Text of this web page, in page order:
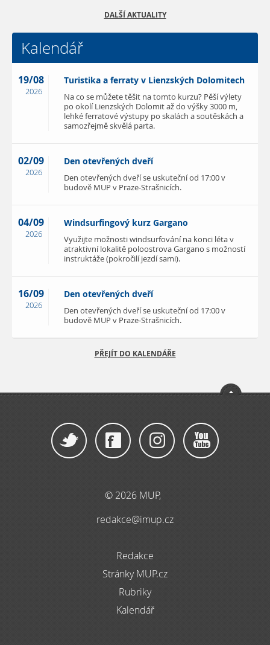
DALŠÍ AKTUALITY
Kalendář
19/08
2026
Turistika a ferraty v Lienzských Dolomitech
Na co se můžete těšit na tomto kurzu? Pěší výlety
po okolí Lienzských Dolomit až do výšky 3000 m,
lehké ferratové výstupy po skalách a soutěskách a
samozřejmě skvělá parta.
02/09
2026
Den otevřených dveří
Den otevřených dveří se uskuteční od 17:00 v
budově MUP v Praze-Strašnicích.
04/09
2026
Windsurfingový kurz Gargano
Využijte možnosti windsurfování na konci léta v
atraktivní lokalitě poloostrova Gargano s možností
instruktáže (pokročilí jezdí sami).
16/09
2026
Den otevřených dveří
Den otevřených dveří se uskuteční od 17:00 v
budově MUP v Praze-Strašnicích.
PŘEJÍT DO KALENDÁŘE
© 2026 MUP,
redakce@imup.cz
Redakce
Stránky MUP.cz
Rubriky
Kalendář